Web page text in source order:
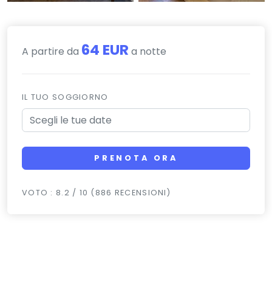
A partire da 64 EUR a notte
IL TUO SOGGIORNO
PRENOTA ORA
VOTO : 8.2 / 10 (886 RECENSIONI)